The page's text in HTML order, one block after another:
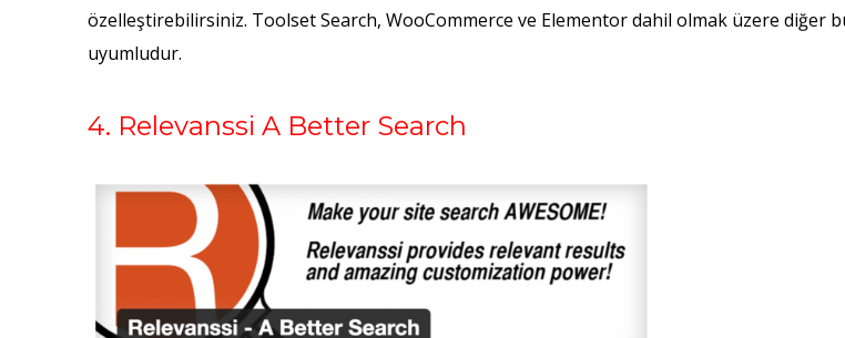
özelleştirebilirsiniz. Toolset Search, WooCommerce ve Elementor dahil olmak üzere diğer
uyumludur.
4. Relevanssi A Better Search